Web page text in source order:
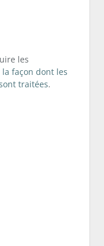
les
façon dont les
traitées.